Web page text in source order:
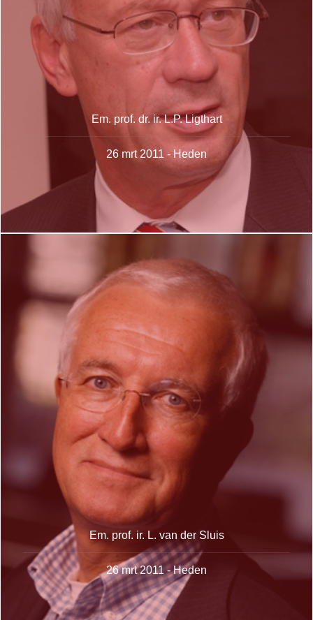
Em. prof. dr. ir. L.P. Ligthart
26 mrt 2011 - Heden
Em. prof. ir. L. van der Sluis
26 mrt 2011 - Heden